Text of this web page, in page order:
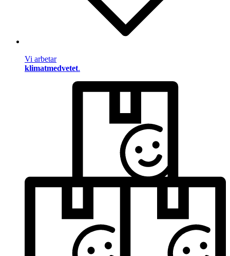
Vi arbetar
klimatmedvetet.